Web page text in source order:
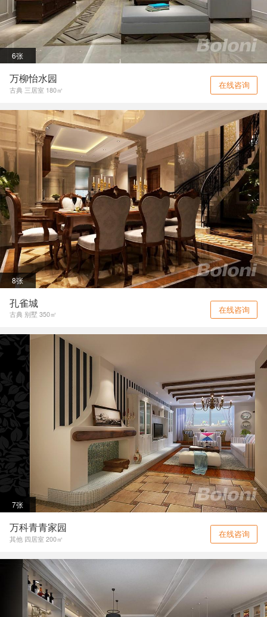
6张
万柳怡水园
古典 三居室 180㎡ 在线咨询
8张
孔雀城
古典 别墅 350㎡ 在线咨询
7张
万科青青家园
其他 四居室 200㎡ 在线咨询